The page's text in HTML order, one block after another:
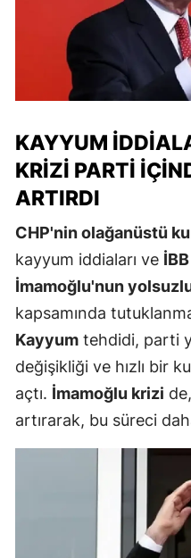
KAYYUM
KRIZI PARTI
ARTIRDI
CHP'nin olağanüstü
kayyum iddiaları ve
İmamoğlu'nun
kapsamında
Kayyum tehdidi, parti
değişikliği ve hızlı bir
açtı. İmamoğlu krizi
artırarak, bu süreci